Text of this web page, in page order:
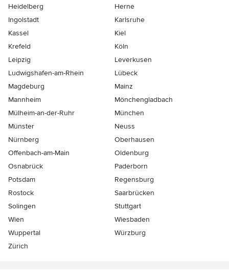
Heidelberg
Herne
Ingolstadt
Karlsruhe
Kassel
Kiel
Krefeld
Köln
Leipzig
Leverkusen
Ludwigshafen-am-Rhein
Lübeck
Magdeburg
Mainz
Mannheim
Mönchen­gladbach
Mülheim-an-der-Ruhr
München
Münster
Neuss
Nürnberg
Oberhausen
Offenbach-am-Main
Oldenburg
Osnabrück
Paderborn
Potsdam
Regensburg
Rostock
Saarbrücken
Solingen
Stuttgart
Wien
Wiesbaden
Wuppertal
Würzburg
Zürich